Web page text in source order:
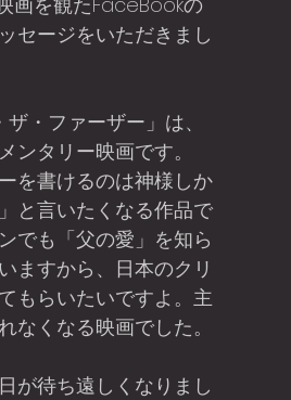
セージをいただきまし
ンタリー映画です。
を書けるのは神様しか
と言いたくなる作品で
でも「父の愛」を知ら
ますから、日本のクリ
もらいたいですよ。主
なくなる映画でした。
が待ち遠しくなりまし